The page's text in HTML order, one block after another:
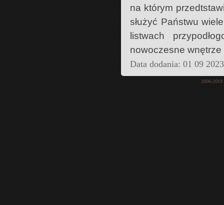
na którym
służyć Państwu
listwach
nowoczesne
Data dodania: 01 09
2006-